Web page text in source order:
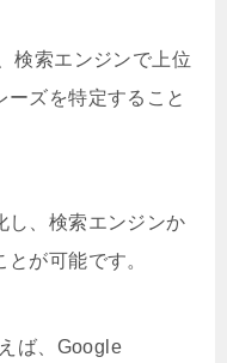
検索エンジンで上位
ズを特定すること
し、検索エンジンか
が可能です。
ば、Google